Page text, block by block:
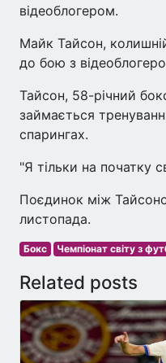
відеоблогером.
Майк Тайсон,
до бою з
Тайсон, 58-річний
займається
спарингах.
"Я тільки на початку
Поєдинок між
листопада.
Бокс Чемпіонат світу з
Related posts